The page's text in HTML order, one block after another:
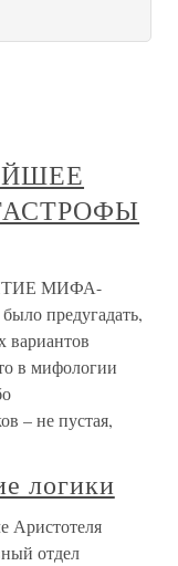
МИФА-
предугадать,
вариантов
в мифологии
– не пустая,
логики
Аристотеля
отдел